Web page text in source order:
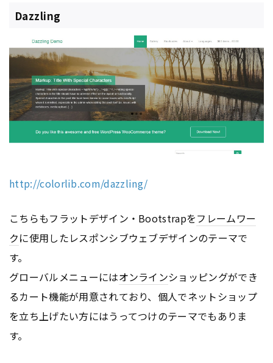
Dazzling
http://colorlib.com/dazzling/
こちらもフラットデザイン・Bootstrapをフレームワー
クに使用したレスポンシブウェブデザインのテーマで
す。
グローバルメニューにはオンラインショッピングができ
るカート機能が用意されており、個人でネットショップ
を立ち上げたい方にはうってつけのテーマでもありま
す。